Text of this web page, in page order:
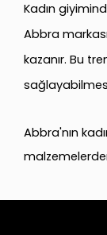
Kadın
Abbra
kazanır. Bu
Abbra'nın
renk